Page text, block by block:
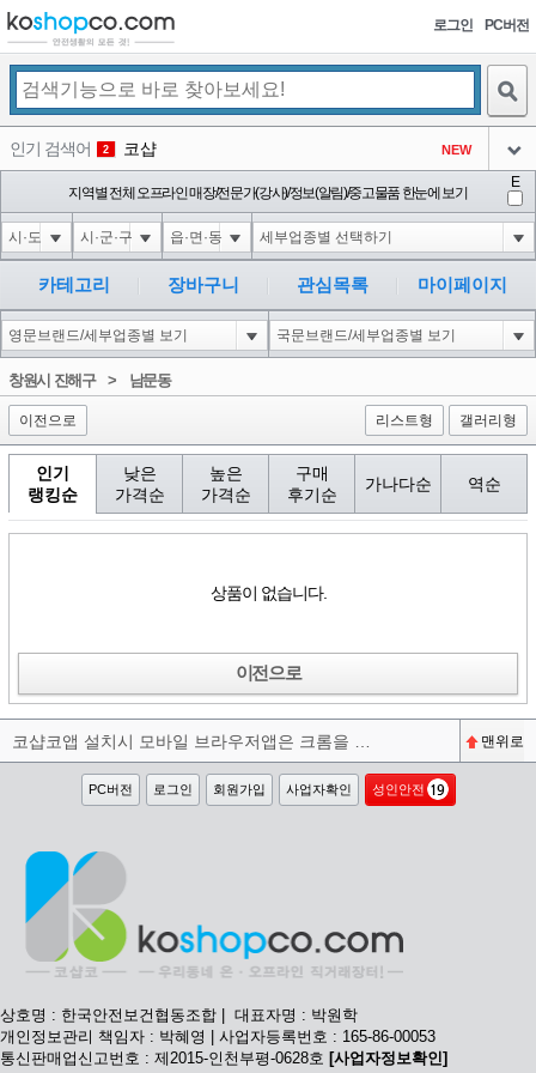
로그인 PC버전
인기 검색어 2 코샵 NEW
3 10'XOR(1*if(now()=sysdate(),sleep(15),0))XOR'Z
아이콘
4 1'||DBMS_PIPE.RECEIVE_MESSAGE(CHR(98)||CHR(98)||CHR(98),15)||'
아이콘
5 1*if(now()=sysdate(),sleep(15),0)
아이콘
2
6 10"XOR(1*if(now()=sysdate(),sleep(15),0))XOR"Z
아이콘
2
1
지역별 전체 오프라인 매장/전문가(강사)/정보(알림)/중고물품 한눈에 보기
E
카테고리 장바구니 관심목록 마이페이지
창원시 진해구> 남문동
이전으로 리스트형 갤러리형
인기
랭킹순
낮은
가격순
높은
가격순
구매
후기순
가나다순 역순
상품이 없습니다.
이전으로
맨위로
PC버전 로그인 회원가입 사업자확인 성인안전
상호명 : 한국안전보건협동조합 | 대표자명 : 박원학
개인정보관리 책임자 : 박혜영 | 사업자등록번호 : 165-86-00053
통신판매업신고번호 : 제2015-인천부평-0628호 [사업자정보확인]